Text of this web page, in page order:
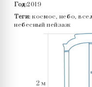
Год:2019
Теги: космос, небо,
небесный пейзаж